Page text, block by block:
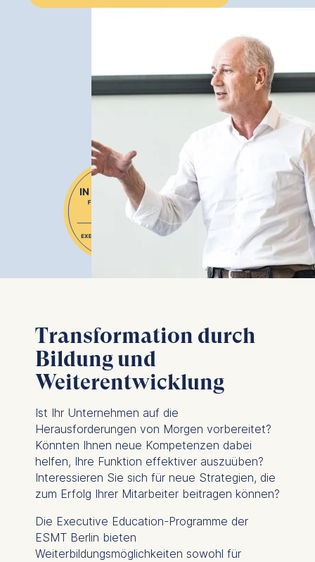
Transformation durch
Bildung und
Weiterentwicklung
Ist Ihr Unternehmen auf die
Herausforderungen von Morgen vorbereitet?
Könnten Ihnen neue Kompetenzen dabei
helfen, Ihre Funktion effektiver auszuüben?
Interessieren Sie sich für neue Strategien, die
zum Erfolg Ihrer Mitarbeiter beitragen können?
Die Executive Education-Programme der
ESMT Berlin bieten
Weiterbildungsmöglichkeiten sowohl für